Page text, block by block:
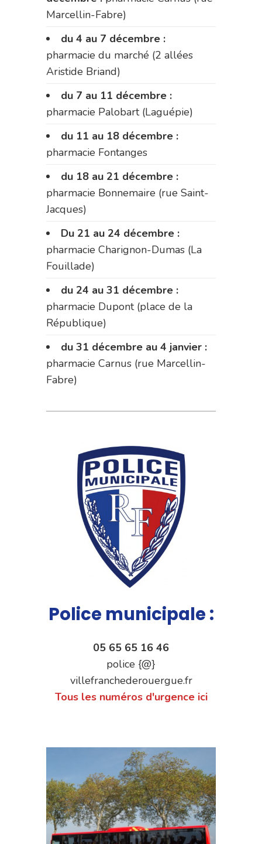
Marcellin-Fabre)
du 4 au 7 décembre :
pharmacie du marché (2 allées
Aristide Briand)
du 7 au 11 décembre :
pharmacie Palobart (Laguépie)
du 11 au 18 décembre :
pharmacie Fontanges
du 18 au 21 décembre :
pharmacie Bonnemaire (rue Saint-
Jacques)
Du 21 au 24 décembre :
pharmacie Charignon-Dumas (La
Fouillade)
du 24 au 31 décembre :
pharmacie Dupont (place de la
République)
du 31 décembre au 4 janvier :
pharmacie Carnus (rue Marcellin-
Fabre)
Police municipale :
05 65 65 16 46
police {@}
villefranchederouergue.fr
Tous les numéros d'urgence ici